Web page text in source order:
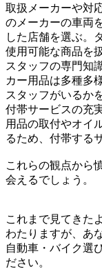
取扱メーカーや対
のメーカーの車両
した店舗を選ぶ。
使用可能な商品を
スタッフの専門知
カー用品は多種多
スタッフがいるか
付帯サービスの充
用品の取付やオイ
るため、付帯する
これらの観点から
会えるでしょう。
これまで見てきた
わたりますが、あ
自動車・バイク選
ださい。